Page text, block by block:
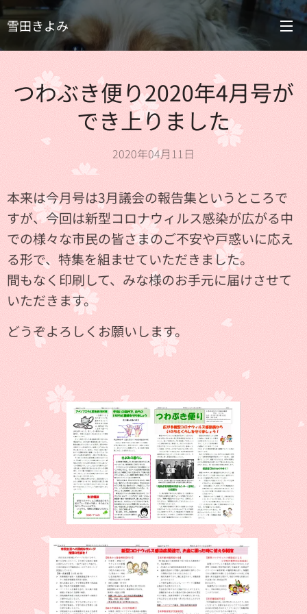
雪田きよみ
つわぶき便り2020年4月号が
でき上りました
2020年04月11日
本来は今月号は3月議会の報告集というところで
すが、今回は新型コロナウィルス感染が広がる中
での様々な市民の皆さまのご不安や戸惑いに応え
る形で、特集を組ませていただきました。
間もなく印刷して、みな様のお手元に届けさせて
いただきます。
どうぞよろしくお願いします。